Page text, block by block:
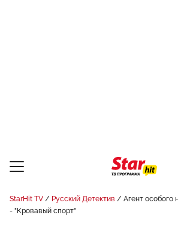
StarHit TV Русский Детектив
Агент особого
- "Кровавый спорт"